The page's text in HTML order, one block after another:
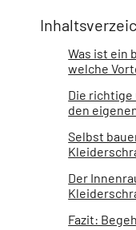
Was ist ein
welche
Die richtige
den
Selbst
Der
Fazit: